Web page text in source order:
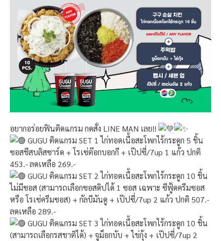
อยากอร่อยฟินติดแกรม กดสั่ง LINE MAN เลย!!
GUGU ติดแกรม SET 1 ไก่ทอดเนื้อสะโพกไร้กระดูก 5 ชิ้น
ซอสชีสบลิสซาร์ด + โรเซ่ต๊อกบอกกี + เป๊ปซี่/7up 1 แก้ว ปกติ
453.- ลดเหลือ 269.-
GUGU ติดแกรม SET 2 ไก่ทอดเนื้อสะโพกไร้กระดูก 10 ชิ้น
ไม่มีซอส (สามารถเลือกซอสดิปได้ 1 ซอส เฉพาะ ซีฟู้ดครีมซอส
หรือ โรเซ่ครีมซอส) + กัลบีมันดู + เป๊ปซี่/7up 2 แก้ว ปกติ 507.-
ลดเหลือ 289.-
GUGU ติดแกรม SET 3 ไก่ทอดเนื้อสะโพกไร้กระดูก 10 ชิ้น
(สามารถเลือกรสชาติได้) + จูม็อกบับ + ไข่กุ้ง + เป๊ปซี่/7up 2